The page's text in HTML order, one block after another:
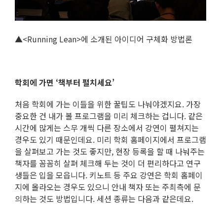
▲<Running Lean>에 소개된 아이디어 구체화 방법론
학회에 가면 ‘책부터 펼치세요’
처음 학회에 가는 이들을 위한 꿀팁도 나눠야겠지요. 가장
중요한 건 내가 볼 프로그램을 미리 체크하는 겁니다. 같은
시간에 많게는 스무 개씩 다른 장소에서 강연이 펼쳐지는
경우도 있기 때문인데요. 미리 학회 홈페이지에서 프로그램
을 살펴보고 가는 것도 좋지만, 현장 등록을 할 때 나눠주는
책자를 꼼꼼히 살펴 체크해 두는 것이 더 편리하다고 연구
생들은 입을 모읍니다. 키노트 등 주요 강연은 학회 홈페이
지에 올라오는 경우도 있으니 안내 책자 또는 주최측에 문
의하는 것도 방법입니다. 세션 종류는 다음과 같은데요.